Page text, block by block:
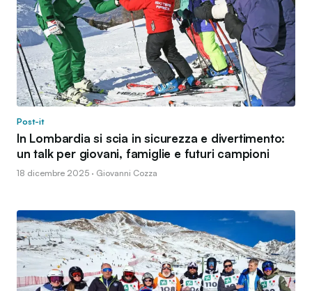
Post-it
In Lombardia si scia in sicurezza e divertimento:
un talk per giovani, famiglie e futuri campioni
18 dicembre 2025 · Giovanni Cozza